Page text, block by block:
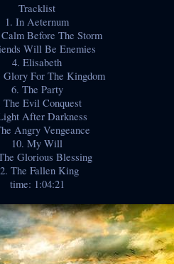
Tracklist
1. In Aeternum
Before The Storm
Will Be Enemies
4. Elisabeth
For The Kingdom
6. The Party
The Evil Conquest
After Darkness
Angry Vengeance
10. My Will
Glorious Blessing
The Fallen King
time: 1:04:21